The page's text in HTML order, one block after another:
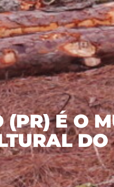
(PR) É O